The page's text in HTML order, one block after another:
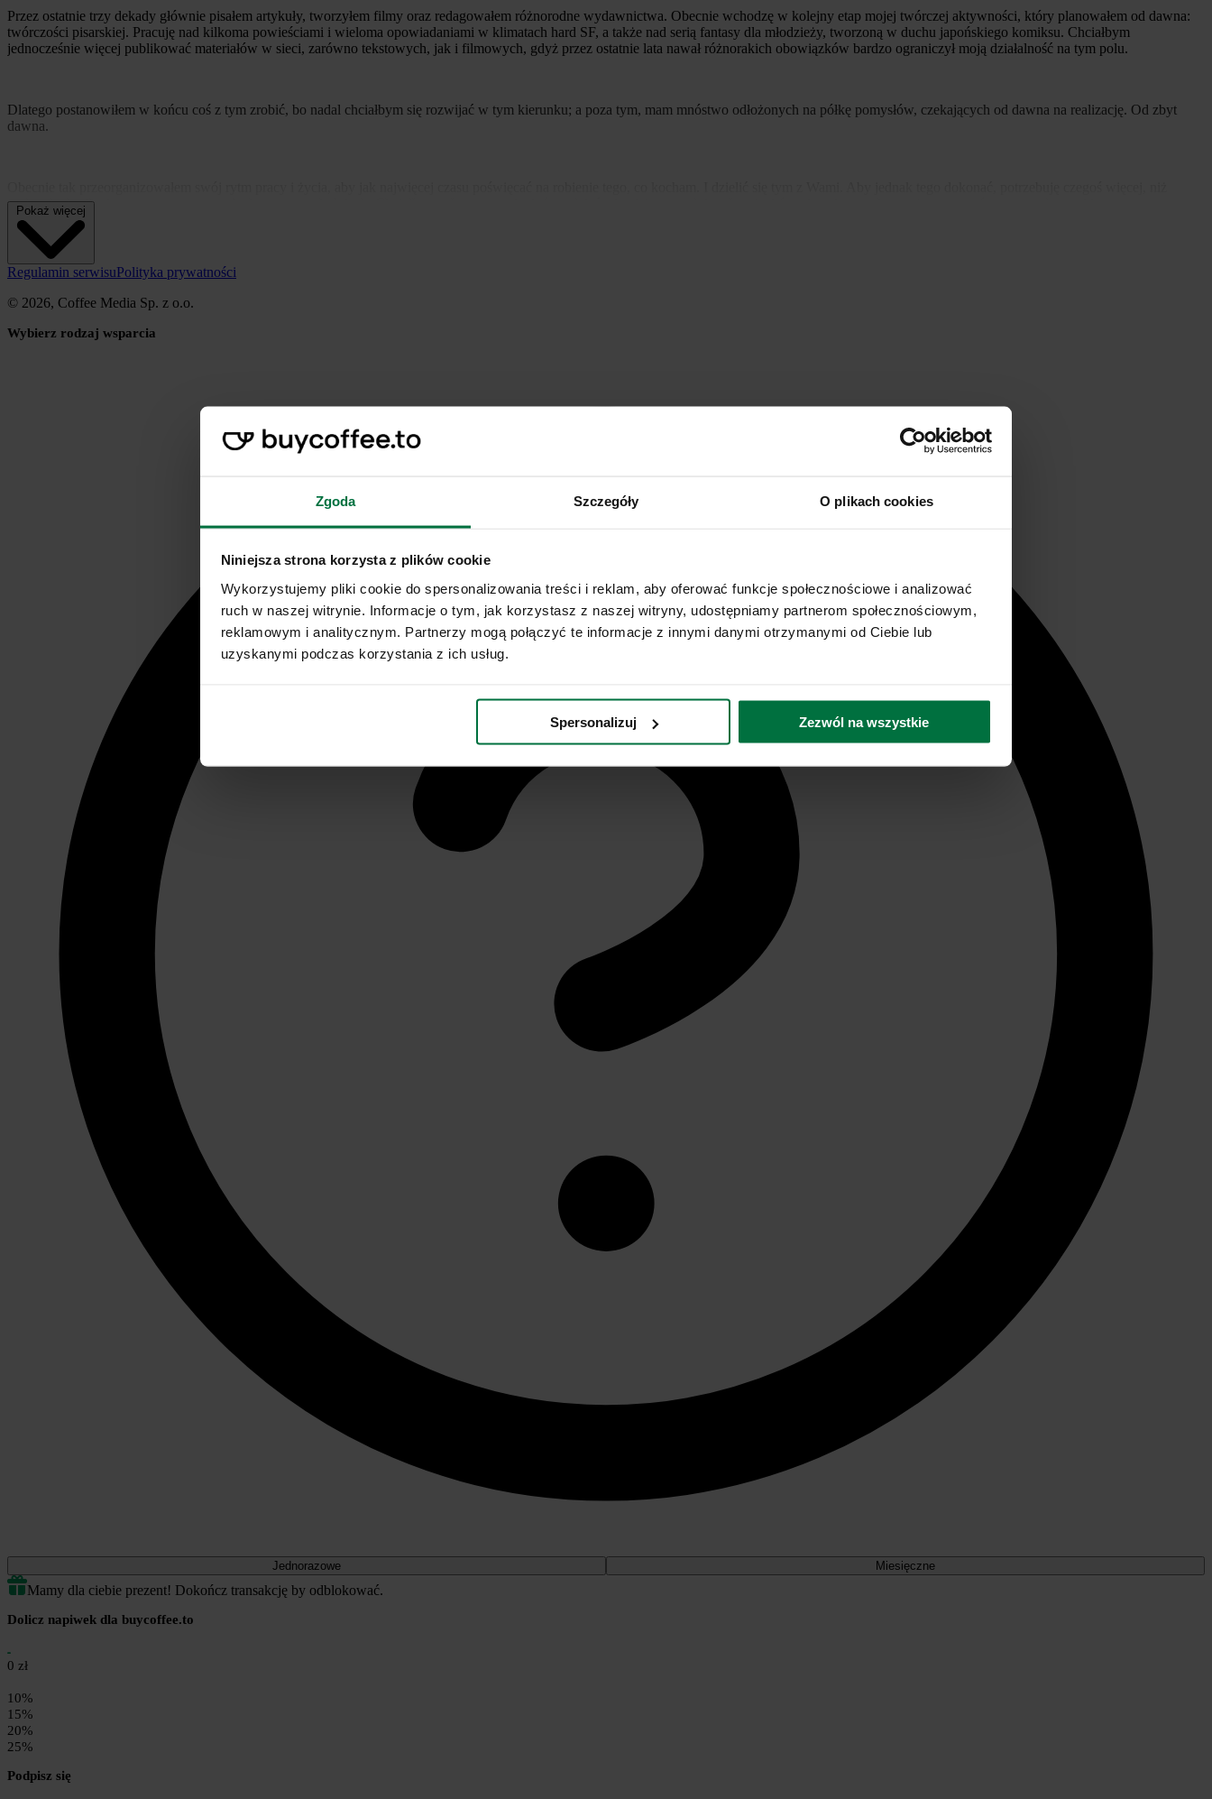
Zgoda Szczegóły O plikach cookies
Niniejsza strona korzysta z plików cookie
Wykorzystujemy pliki cookie do spersonalizowania treści i reklam, aby oferować funkcje społecznościowe i analizować
ruch w naszej witrynie. Informacje o tym, jak korzystasz z naszej witryny, udostępniamy partnerom społecznościowym,
reklamowym i analitycznym. Partnerzy mogą połączyć te informacje z innymi danymi otrzymanymi od Ciebie lub
uzyskanymi podczas korzystania z ich usług.
Spersonalizuj Zezwól na wszystkie
Przez ostatnie trzy dekady głównie pisałem artykuły, tworzyłem filmy oraz redagowałem różnorodne wydawnictwa. Obecnie wchodzę w kolejny etap mojej twórczej aktywności, który planowałem od dawna:
twórczości pisarskiej. Pracuję nad kilkoma powieściami i wieloma opowiadaniami w klimatach hard SF, a także nad serią fantasy dla młodzieży, tworzoną w duchu japońskiego komiksu. Chciałbym
jednocześnie więcej publikować materiałów w sieci, zarówno tekstowych, jak i filmowych, gdyż przez ostatnie lata nawał różnorakich obowiązków bardzo ograniczył moją działalność na tym polu.
Dlatego postanowiłem w końcu coś z tym zrobić, bo nadal chciałbym się rozwijać w tym kierunku; a poza tym, mam mnóstwo odłożonych na półkę pomysłów, czekających od dawna na realizację. Od zbyt
dawna.
wolnych chwil wieczorową porą, po całych, męczących dniach. Chciałbym, aby ta energia, która gdzieś mi ucieka w natłoku obowiązków niezwiązanych z moją pracą twórczą, została przekierowana w te
rejony mojego życia, z którymi się najsilniej identyfikuję.
Jeśli zatem uważacie, że moja twórczość jest dla Was w jakiś sposób wartościowa, chcielibyście, abym był bardziej aktywny i chcecie mnie na tej drodze wesprzeć, oto moje konto na buycoffee.
Tutaj możesz postawić mi symboliczną kawę. W ten sposób dostarczysz mi nie tylko więcej twórczego czasu, ale zyskasz też moją wdzięczność, która pozytywnie zdopinguje mnie do zwielokrotnienia
Regulamin serwisuPolityka prywatności
© 2026, Coffee Media Sp. z o.o.
Wybierz rodzaj wsparcia
Jednorazowe Miesięczne
Mamy dla ciebie prezent! Dokończ transakcję by odblokować.
Dolicz napiwek dla buycoffee.to
0 zł
10%
15%
20%
25%
Podpisz się